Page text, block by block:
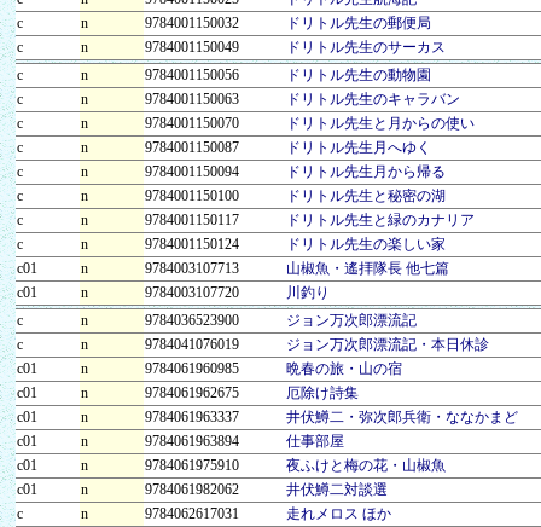
c
n 9784001150032
ドリトル先生の郵便局
c
n 9784001150049
ドリトル先生のサーカス
c
n 9784001150056
ドリトル先生の動物園
c
n 9784001150063
ドリトル先生のキャラバン
c
n 9784001150070
ドリトル先生と月からの使い
c
n 9784001150087
ドリトル先生月へゆく
c
n 9784001150094
ドリトル先生月から帰る
c
n 9784001150100
ドリトル先生と秘密の湖
c
n 9784001150117
ドリトル先生と緑のカナリア
c
n 9784001150124
ドリトル先生の楽しい家
c01
n 9784003107713
山椒魚・遙拝隊長 他七篇
c01
n 9784003107720
川釣り
c
n 9784036523900
ジョン万次郎漂流記
c
n 9784041076019
ジョン万次郎漂流記・本日休診
c01
n 9784061960985
晩春の旅・山の宿
c01
n 9784061962675
厄除け詩集
c01
n 9784061963337
井伏鱒二・弥次郎兵衛・ななかまど
c01
n 9784061963894
仕事部屋
c01
n 9784061975910
夜ふけと梅の花・山椒魚
c01
n 9784061982062
井伏鱒二対談選
c
n 9784062617031
走れメロス ほか